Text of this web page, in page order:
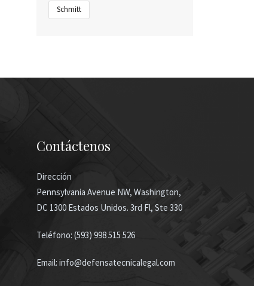
Schmitt
Contáctenos
Dirección
Pennsylvania Avenue NW, Washington,
DC 1300 Estados Unidos. 3rd Fl, Ste 330
Teléfono: (593) 998 515 526
Email: info@defensatecnicalegal.com